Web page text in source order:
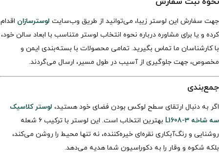
جهت سفارش این لوستر زیبا، می‌توانید از طریق وب‌سایت لوسترسازان اقدام
کرده و یا برای مشاوره درباره نحوه انتخاب لوستر متناسب با ابعاد سالن خود،
با کارشناسان ما تماس بگیرید. تمامی محصولات با بسته‌بندی ایمن و
مخصوص، جهت جلوگیری از آسیب در طول مسیر، ارسال می‌گردند.
جمع‌بندی
اگر به دنبال ارتقای سطح لوکس بودن فضای خود هستید، لوستر کلاسیک
سه شاخه L1608-3
بهترین انتخاب است. این لوستر با ترکیب ۶ شعله
روشنایی و رنگ‌آبکاری نقره‌ای خیره‌کننده، نه تنها محیط را روشن می‌کند،
بلکه شکوه و وقار را به دکوراسیون شما هدیه می‌دهد.